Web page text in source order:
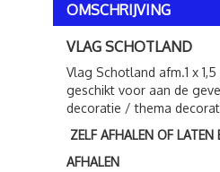
OMSCHRIJVING
VLAG SCHOTLAND
Vlag Schotland afm.1 x
geschikt voor aan de
decoratie / thema
ZELF AFHALEN OF LATEN
AFHALEN